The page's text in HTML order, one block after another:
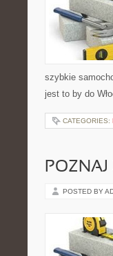
szybkie
jest to by do
CATEGORIES:
POSTED BY